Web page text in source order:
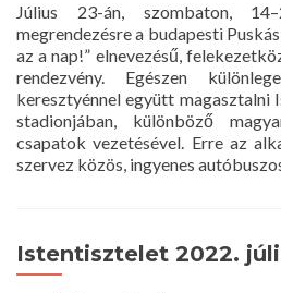
Július 23-án, szombaton,
megrendezésre a budapesti
az a nap!” elnevezésű,
rendezvény. Egészen
keresztyénnel együtt magasztalni
stadionjában, különböző
csapatok vezetésével. Erre az
szervez közös, ingyenes
Istentisztelet 2022.